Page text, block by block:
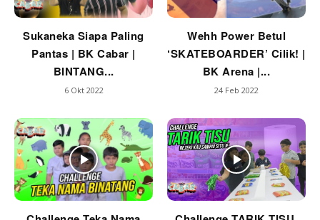
Sukaneka Siapa Paling
Pantas | BK Cabar |
BINTANG...
6 Okt 2022
Wehh Power Betul
‘SKATEBOARDER’ Cilik! |
BK Arena |...
24 Feb 2022